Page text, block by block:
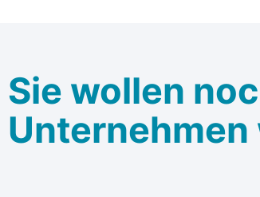
Sie wollen
Unternehmen